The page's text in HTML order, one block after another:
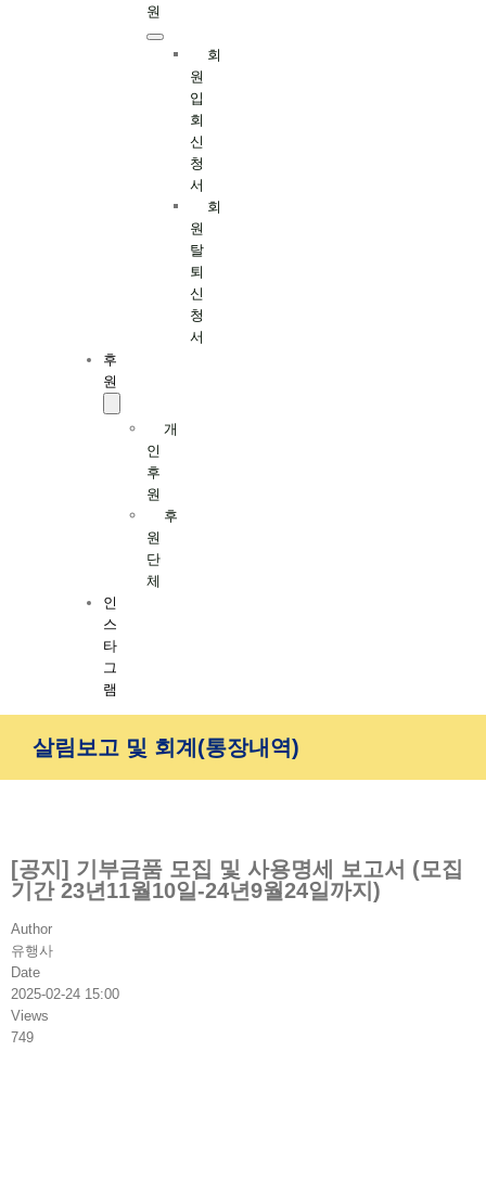
원
회
원
입
회
신
청
서
회
원
탈
퇴
신
청
서
후
원
개
인
후
원
후
원
단
체
인
스
타
그
램
살림보고 및 회계(통장내역)
[공지] 기부금품 모집 및 사용명세 보고서 (모집
기간 23년11월10일-24년9월24일까지)
Author
유행사
Date
2025-02-24 15:00
Views
749